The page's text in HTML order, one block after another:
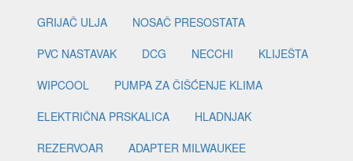
GRIJAČ ULJA
NOSAČ PRESOSTATA
PVC NASTAVAK
DCG NECCHI
KLIJEŠTA
WIPCOOL
PUMPA ZA ČIŠĆENJE KLIMA
ELEKTRIČNA PRSKALICA
HLADNJAK
REZERVOAR
ADAPTER MILWAUKEE